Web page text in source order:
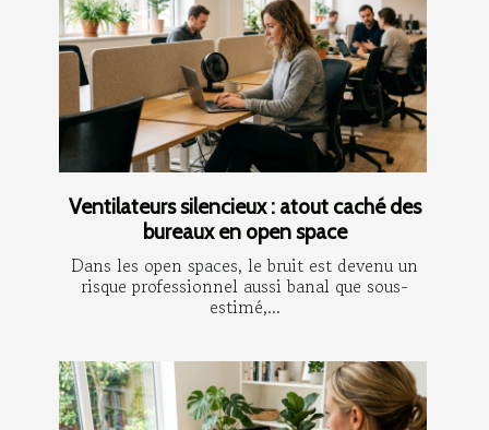
Ventilateurs silencieux : atout caché des
bureaux en open space
Dans les open spaces, le bruit est devenu un
risque professionnel aussi banal que sous-
estimé,...